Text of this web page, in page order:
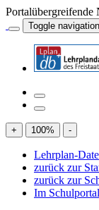
Portalübergreifende
Toggle navigation
+ 100% -
Lehrplan-
zurück zur
zurück zur
Im